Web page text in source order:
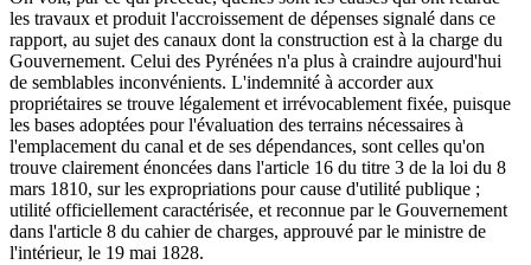
les travaux et produit l'accroissement de dépenses signalé dans ce
rapport, au sujet des canaux dont la construction est à la charge du
Gouvernement. Celui des Pyrénées n'a plus à craindre aujourd'hui
de semblables inconvénients. L'indemnité à accorder aux
propriétaires se trouve légalement et irrévocablement fixée, puisque
les bases adoptées pour l'évaluation des terrains nécessaires à
l'emplacement du canal et de ses dépendances, sont celles qu'on
trouve clairement énoncées dans l'article 16 du titre 3 de la loi du 8
mars 1810, sur les expropriations pour cause d'utilité publique ;
utilité officiellement caractérisée, et reconnue par le Gouvernement
dans l'article 8 du cahier de charges, approuvé par le ministre de
l'intérieur, le 19 mai 1828.